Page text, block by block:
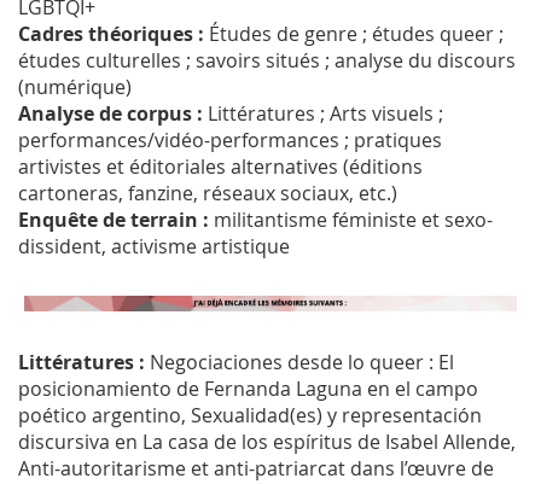
LGBTQI+
Cadres théoriques : Études de genre ; études queer ;
études culturelles ; savoirs situés ; analyse du discours
(numérique)
Analyse de corpus : Littératures ; Arts visuels ;
performances/vidéo-performances ; pratiques
artivistes et éditoriales alternatives (éditions
cartoneras, fanzine, réseaux sociaux, etc.)
Enquête de terrain : militantisme féministe et sexo-
dissident, activisme artistique
Littératures : Negociaciones desde lo queer : El
posicionamiento de Fernanda Laguna en el campo
poético argentino, Sexualidad(es) y representación
discursiva en La casa de los espíritus de Isabel Allende,
Anti-autoritarisme et anti-patriarcat dans l’œuvre de